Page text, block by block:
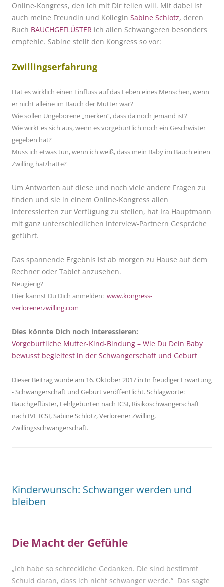
Online-Kongress, den ich mit Dir teilen will. Mit dabei ist
auch meine Freundin und Kollegin Sabine Schlotz, deren
Buch BAUCHGEFLÜSTER ich allen Schwangeren besonders
empfehle. Sabine stellt den Kongress so vor:
Zwillingserfahrung
Hat es wirklich einen Einfluss auf das Leben eines Menschen, wenn
er nicht alleine im Bauch der Mutter war?
Wie sollen Ungeborene „merken“, dass da noch jemand ist?
Wie wirkt es sich aus, wenn es vorgeburtlich noch ein Geschwister
gegeben hat?
Muss ich etwas tun, wenn ich weiß, dass mein Baby im Bauch einen
Zwilling hat/hatte?
Um Antworten auf diese und noch viele andere Fragen zu
finden und sie in einem Online-Kongress allen
Interessierten zur Verfügung zu stellen, hat Ira Hauptmann
mit ganz unterschiedlichen Interview-Partnern Gespräche
geführt.
Das spannende Ergebnis ist ab morgen zu Hause auf dem
Rechner oder Tablet anzusehen.
Neugierig?
Hier kannst Du Dich anmelden: www.kongress-
verlorenerzwilling.com
Dies könnte Dich noch interessieren:
Vorgeburtliche Mutter-Kind-Bindung – Wie Du Dein Baby
bewusst begleitest in der Schwangerschaft und Geburt
Dieser Beitrag wurde am 16. Oktober 2017 in In freudiger Erwartung
- Schwangerschaft und Geburtveröffentlicht. Schlagworte:
Bauchgeflüster, Fehlgeburten nach ICSI, Risikoschwangerschaft
nach IVF ICSI,Sabine Schlotz,Verlorener Zwilling,
Zwillingsschwangerschaft.
Kinderwunsch: Schwanger werden und
bleiben
Die Macht der Gefühle
„Ich habe so schreckliche Gedanken. Die sind bestimmt
Schuld daran, dass ich nicht schwanger werde.“ Das sagte